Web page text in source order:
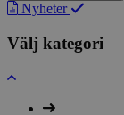
Nyheter
Välj kategori